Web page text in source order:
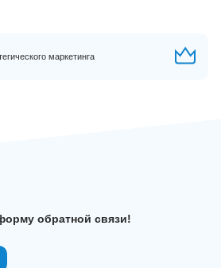
маркетинга
обратной связи!